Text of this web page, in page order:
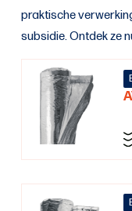
praktische
subsidie. Ontdek ze